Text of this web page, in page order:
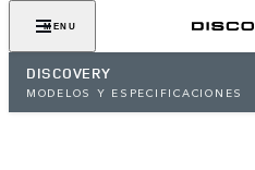
MENU
DISCOVERY
MODELOS Y ESPECIFICACIONES